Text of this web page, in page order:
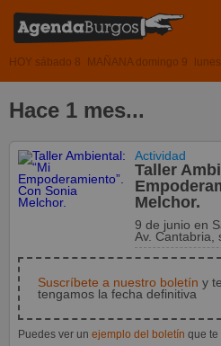
HOY sábado 8 MAÑANA domingo 9
Hace 1 mes...
Actividad
Taller
Melchor.
9 de junioen
Av. Cantabria,
Suscríbete a nuestro boletín y
tengamos la fecha definitiva
Puedes ver un ejemplo del boletín que te